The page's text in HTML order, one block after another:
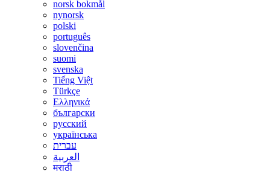
norsk bokmål
nynorsk
polski
português
slovenčina
suomi
svenska
Tiếng Việt
Türkçe
Ελληνικά
български
русский
українська
עברית
العربية
मराठी